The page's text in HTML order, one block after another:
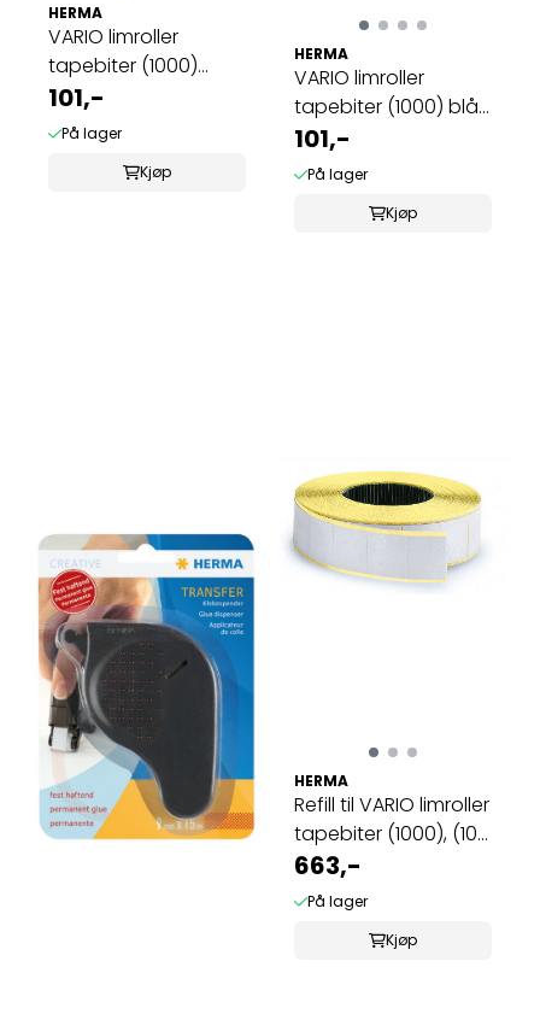
HERMA
VARIO limroller
tapebiter (1000)
svart ...
101,-
På lager
Kjøp
HERMA
VARIO limroller
tapebiter (1000) blå,
...
101,-
På lager
Kjøp
HERMA
Refill til VARIO limroller
tapebiter (1000), (10
...
663,-
På lager
Kjøp